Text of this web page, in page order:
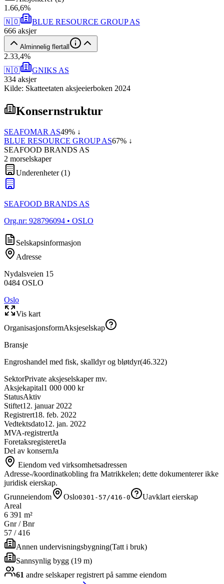
1 .66,6%
🇳🇴
BLUE RESOURCE GROUP AS
666 aksjer
Alminnelig flertall
2.33,4%
🇳🇴
GNIKS AS
334 aksjer
Kilde: Skatteetaten aksjeeierboken 2024
Konsernstruktur
SEAFOMAR AS49% ↓
BLUE RESOURCE GROUP AS67% ↓
SEAFOOD BRANDS AS
2 morselskaper
Underenheter(1)
SEAFOOD BRANDS AS
Org.nr: 928796094 • OSLO
Selskapsinformasjon
Adresse
Nydalsveien 15
0484 OSLO
Oslo
Vis kart
OrganisasjonsformAksjeselskap
Bransje
Engroshandel med fisk, skalldyr og bløtdyr(46.322)
SektorPrivate aksjeselskaper mv.
Aksjekapital1 000 000 kr
StatusAktiv
Stiftet12. januar 2022
Registrert18. feb. 2022
Vedtektsdato12. jan. 2022
MVA-registrertJa
ForetaksregisteretJa
Del av konsernJa
Eiendom ved virksomhetsadressen
Adresse-/koordinatkobling fra Matrikkelen; dette dokumenterer ikke
juridisk eierskap.
Grunneiendom
Oslo0301-57/416-0
Uavklart eierskap
Areal
6 391 m²
Gnr / Bnr
57 /416
Annen undervisningsbygning(Tatt i bruk)
Sannsynlig bygg (19 m)
61 andre selskaperregistrert på samme eiendom